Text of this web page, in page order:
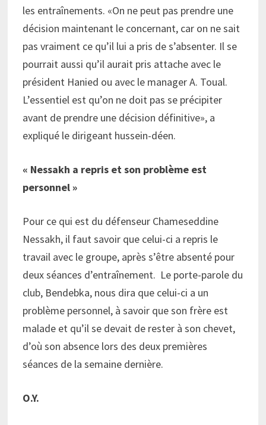
les entraînements. «On ne peut pas prendre une
décision maintenant le concernant, car on ne sait
pas vraiment ce qu’il lui a pris de s’absenter. Il se
pourrait aussi qu’il aurait pris attache avec le
président Hanied ou avec le manager A. Toual.
L’essentiel est qu’on ne doit pas se précipiter
avant de prendre une décision définitive», a
expliqué le dirigeant hussein-déen.
« Nessakh a repris et son problème est
personnel »
Pour ce qui est du défenseur Chameseddine
Nessakh, il faut savoir que celui-ci a repris le
travail avec le groupe, après s’être absenté pour
deux séances d’entraînement. Le porte-parole du
club, Bendebka, nous dira que celui-ci a un
problème personnel, à savoir que son frère est
malade et qu’il se devait de rester à son chevet,
d’où son absence lors des deux premières
séances de la semaine dernière.
O.Y.